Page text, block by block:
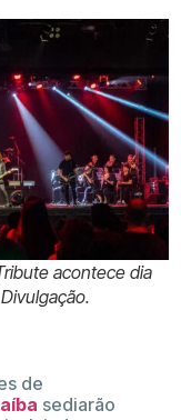
acontece dia
de
sediarão